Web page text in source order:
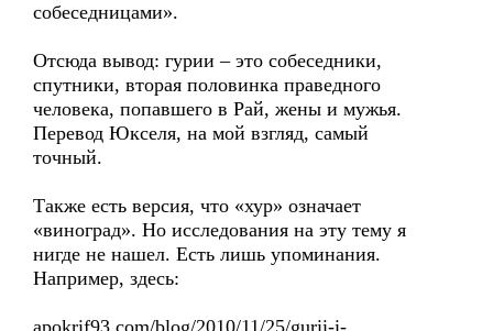
собеседницами».
Отсюда вывод: гурии – это собеседники,
спутники, вторая половинка праведного
человека, попавшего в Рай, жены и мужья.
Перевод Юкселя, на мой взгляд, самый
точный.
Также есть версия, что «хур» означает
«виноград». Но исследования на эту тему я
нигде не нашел. Есть лишь упоминания.
Например, здесь:
apokrif93.com/blog/2010/11/25/gurii-i-